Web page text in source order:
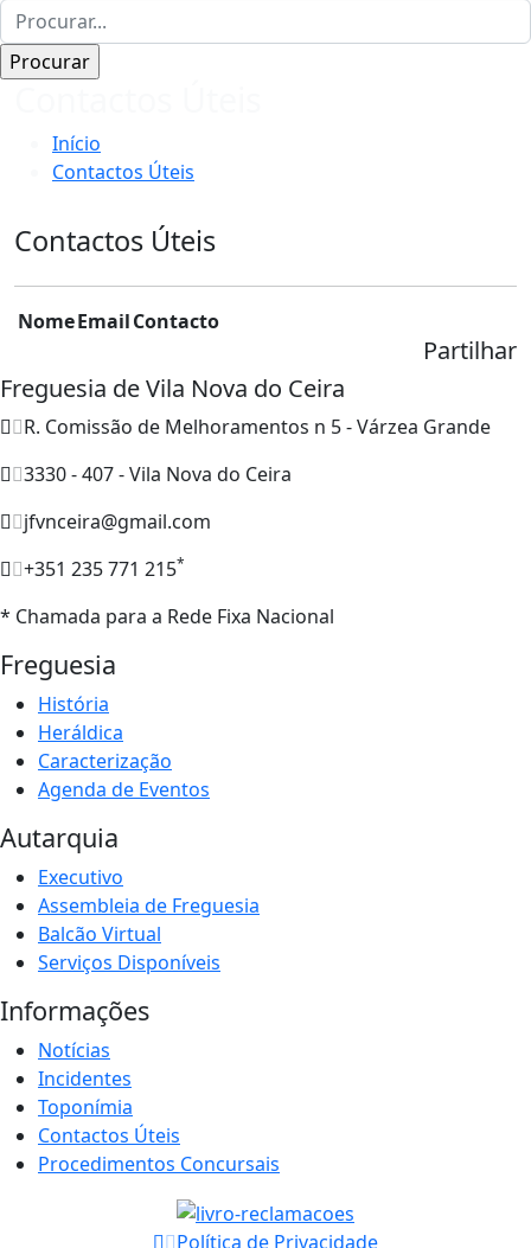
Início
Contactos Úteis
Contactos Úteis
NomeEmailContacto
Partilhar
Freguesia de Vila Nova do Ceira
R. Comissão de Melhoramentos n 5 - Várzea Grande
3330 - 407 - Vila Nova do Ceira
jfvnceira@gmail.com
+351 235 771 215*
* Chamada para a Rede Fixa Nacional
Freguesia
História
Heráldica
Caracterização
Agenda de Eventos
Autarquia
Executivo
Assembleia de Freguesia
Balcão Virtual
Serviços Disponíveis
Informações
Notícias
Incidentes
Toponímia
Contactos Úteis
Procedimentos Concursais
Política de Privacidade